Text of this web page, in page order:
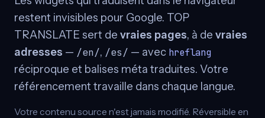
restent invisibles pour Google. TOP
TRANSLATE sert de vraies pages, à de vraies
adresses — /en/, /es/ — avec hreflang
réciproque et balises méta traduites. Votre
référencement travaille dans chaque langue.
Votre contenu source n'est jamais modifié. Réversible en